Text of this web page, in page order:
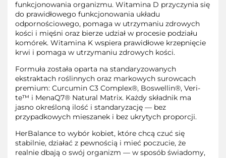
funkcjonowania organizmu. Witamina D przyczynia się
do prawidłowego funkcjonowania układu
odpornościowego, pomaga w utrzymaniu zdrowych
kości i mięśni oraz bierze udział w procesie podziału
komórek. Witamina K wspiera prawidłowe krzepnięcie
krwi i pomaga w utrzymaniu zdrowych kości.
Formuła została oparta na standaryzowanych
ekstraktach roślinnych oraz markowych surowcach
premium: Curcumin C3 Complex®, Boswellin®, Veri-
te™ i MenaQ7® Natural Matrix. Każdy składnik ma
jasno określoną ilość i standaryzację — bez
przypadkowych mieszanek i bez ukrytych proporcji.
HerBalance to wybór kobiet, które chcą czuć się
stabilnie, działać z pewnością i mieć poczucie, że
realnie dbają o swój organizm — w sposób świadomy,